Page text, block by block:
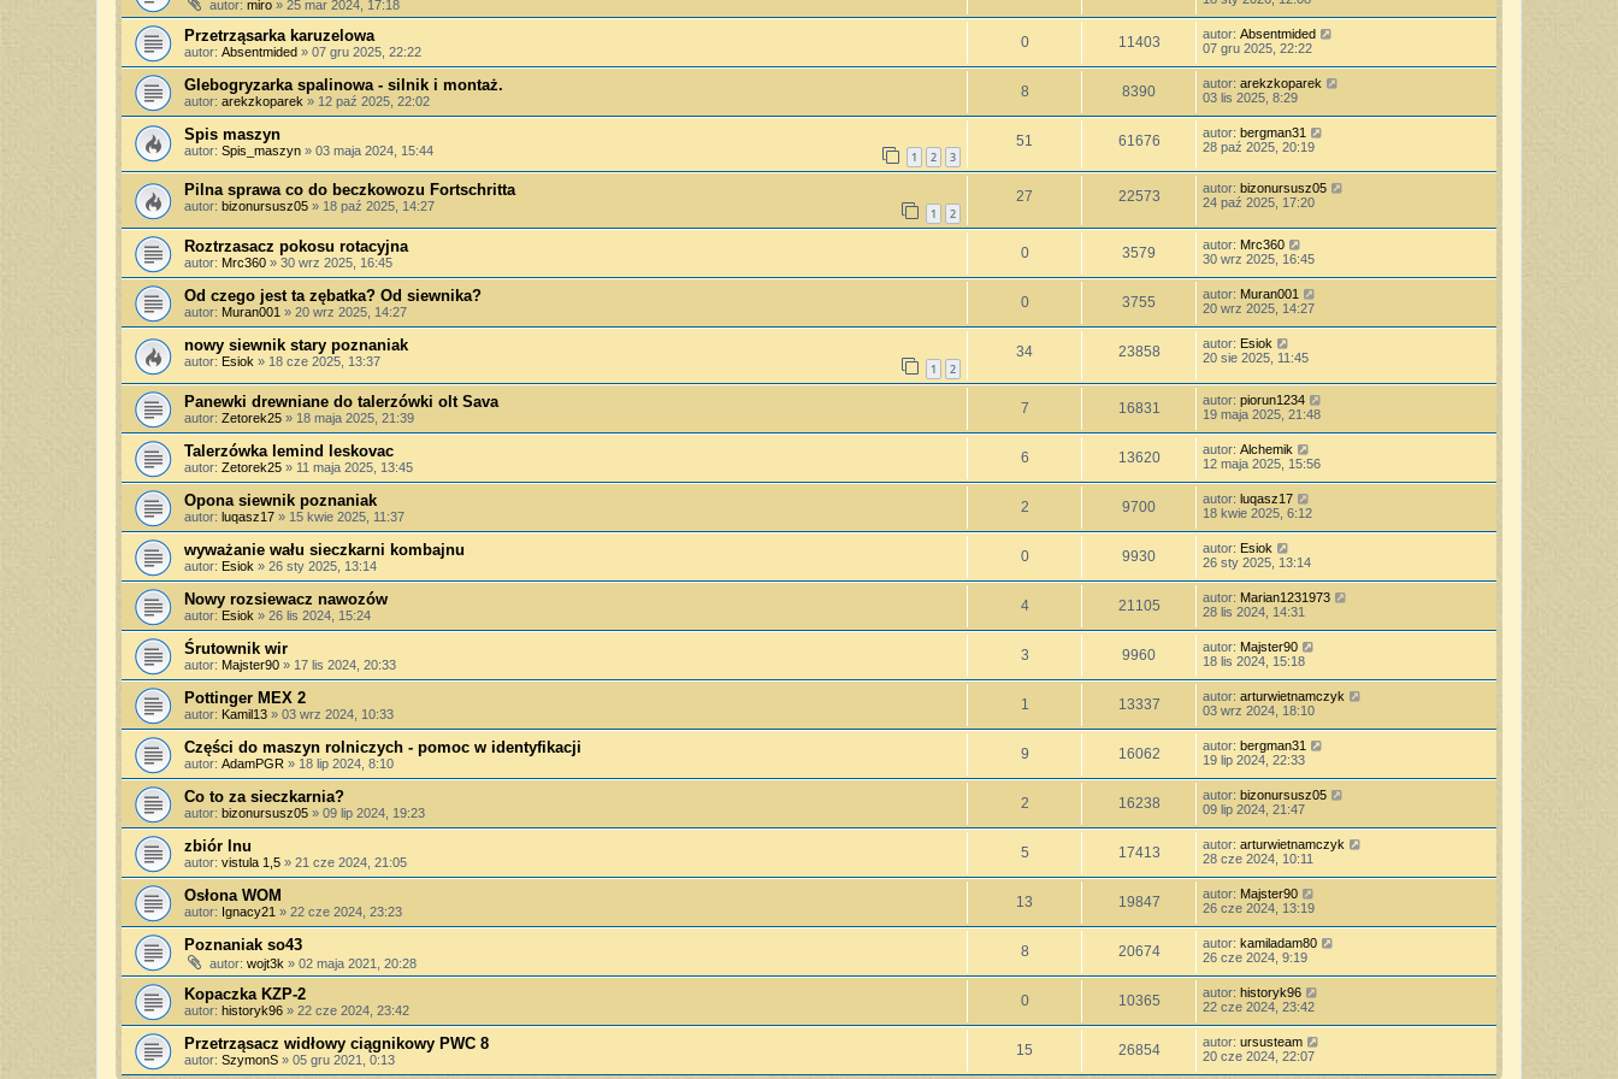
autor: miro » 25 mar 2024, 17:18
Przetrząsarka karuzelowa
autor: Absentmided » 07 gru 2025, 22:22
0 11403 autor: Absentmided
07 gru 2025, 22:22
Glebogryzarka spalinowa - silnik i montaż.
autor: arekzkoparek » 12 paź 2025, 22:02
8 8390 autor: arekzkoparek
03 lis 2025, 8:29
Spis maszyn
autor: Spis_maszyn » 03 maja 2024, 15:44 1 2 3
51 61676 autor: bergman31
28 paź 2025, 20:19
Pilna sprawa co do beczkowozu Fortschritta
autor: bizonursusz05 » 18 paź 2025, 14:27 1 2
27 22573 autor: bizonursusz05
24 paź 2025, 17:20
Roztrzasacz pokosu rotacyjna
autor: Mrc360 » 30 wrz 2025, 16:45
0 3579 autor: Mrc360
30 wrz 2025, 16:45
Od czego jest ta zębatka? Od siewnika?
autor: Muran001 » 20 wrz 2025, 14:27
0 3755 autor: Muran001
20 wrz 2025, 14:27
nowy siewnik stary poznaniak
autor: Esiok » 18 cze 2025, 13:37 1 2
34 23858 autor: Esiok
20 sie 2025, 11:45
Panewki drewniane do talerzówki olt Sava
autor: Zetorek25 » 18 maja 2025, 21:39
7 16831 autor: piorun1234
19 maja 2025, 21:48
Talerzówka lemind leskovac
autor: Zetorek25 » 11 maja 2025, 13:45
6 13620 autor: Alchemik
12 maja 2025, 15:56
Opona siewnik poznaniak
autor: luqasz17 » 15 kwie 2025, 11:37
2 9700 autor: luqasz17
18 kwie 2025, 6:12
wyważanie wału sieczkarni kombajnu
autor: Esiok » 26 sty 2025, 13:14
0 9930 autor: Esiok
26 sty 2025, 13:14
Nowy rozsiewacz nawozów
autor: Esiok » 26 lis 2024, 15:24
4 21105 autor: Marian1231973
28 lis 2024, 14:31
Śrutownik wir
autor: Majster90 » 17 lis 2024, 20:33
3 9960 autor: Majster90
18 lis 2024, 15:18
Pottinger MEX 2
autor: Kamil13 » 03 wrz 2024, 10:33
1 13337 autor: arturwietnamczyk
03 wrz 2024, 18:10
Części do maszyn rolniczych - pomoc w identyfikacji
autor: AdamPGR » 18 lip 2024, 8:10
9 16062 autor: bergman31
19 lip 2024, 22:33
Co to za sieczkarnia?
autor: bizonursusz05 » 09 lip 2024, 19:23
2 16238 autor: bizonursusz05
09 lip 2024, 21:47
zbiór lnu
autor: vistula 1,5 » 21 cze 2024, 21:05
5 17413 autor: arturwietnamczyk
28 cze 2024, 10:11
Osłona WOM
autor: Ignacy21 » 22 cze 2024, 23:23
13 19847 autor: Majster90
26 cze 2024, 13:19
Poznaniak so43
autor: wojt3k » 02 maja 2021, 20:28
8 20674 autor: kamiladam80
26 cze 2024, 9:19
Kopaczka KZP-2
autor: historyk96 » 22 cze 2024, 23:42
0 10365 autor: historyk96
22 cze 2024, 23:42
Przetrząsacz widłowy ciągnikowy PWC 8
autor: SzymonS » 05 gru 2021, 0:13
15 26854 autor: ursusteam
20 cze 2024, 22:07